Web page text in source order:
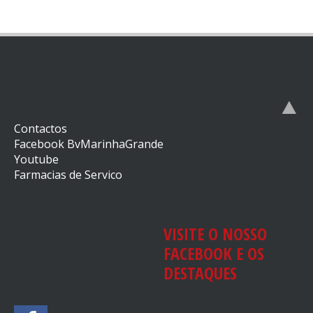
Contactos
Facebook BvMarinhaGrande
Youtube
Farmacias de Servico
VISITE O NOSSO
FACEBOOK E OS
DESTAQUES